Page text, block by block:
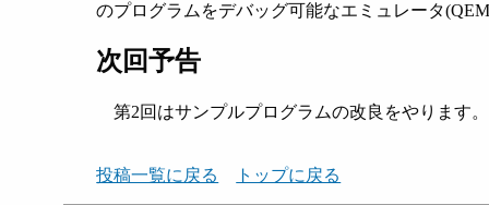
のプログラムをデバッグ可能なエミュレータ
次回予告
第2回はサンプルプログラムの改良をやります。
投稿一覧に戻る トップに戻る